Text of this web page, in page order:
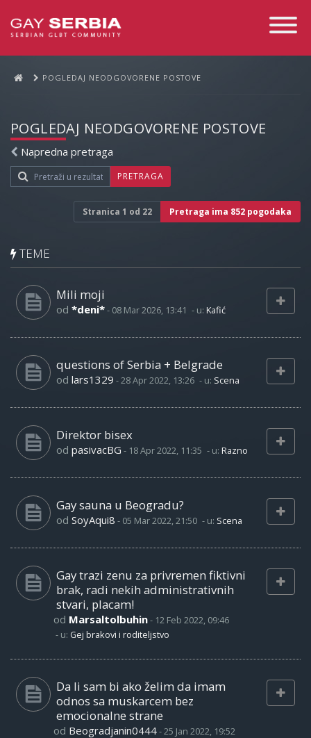
Toggle
POGLEDAJ NEODGOVORENE POSTOVE
POGLEDAJ NEODGOVORENE POSTOVE
Napredna pretraga
PRETRAGA
Stranica 1 od 22 Pretraga ima 852 pogodaka
TEME
Mili moji
od *deni*- 08 Mar 2026, 13:41 - u: Kafić
questions of Serbia + Belgrade
od lars1329 -28 Apr 2022, 13:26 - u: Scena
Direktor bisex
od pasivacBG - 18 Apr 2022, 11:35 - u: Razno
Gay sauna u Beogradu?
od SoyAqui8 - 05 Mar 2022, 21:50 - u: Scena
Gay trazi zenu za privremen fiktivni
brak, radi nekih administrativnih
stvari, placam!
od Marsaltolbuhin- 12 Feb 2022, 09:46
- u: Gej brakovi i roditeljstvo
Da li sam bi ako želim da imam
odnos sa muskarcem bez
emocionalne strane
od Beogradjanin0444-25 Jan 2022, 19:52